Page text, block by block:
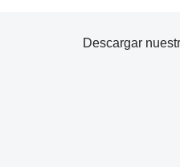
Descargar